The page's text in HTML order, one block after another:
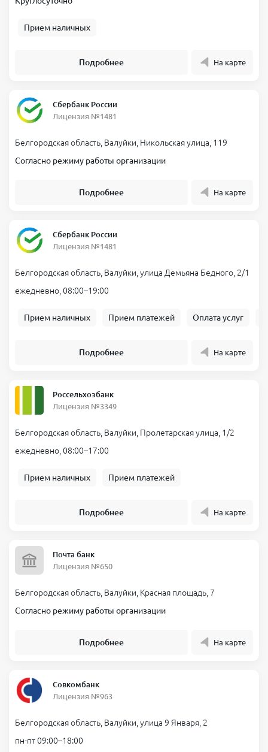
Прием наличных
Подробнее На карте
Сбербанк России
Лицензия №1481
Белгородская область, Валуйки, Никольская улица, 119
Согласно режиму работы организации
Подробнее На карте
Сбербанк России
Лицензия №1481
Белгородская область, Валуйки, улица Демьяна Бедного, 2/1
ежедневно, 08:00–19:00
Прием наличных Прием платежей Оплата услуг
Подробнее На карте
Россельхозбанк
Лицензия №3349
Белгородская область, Валуйки, Пролетарская улица, 1/2
ежедневно, 08:00–17:00
Прием наличных Прием платежей
Подробнее На карте
Почта банк
Лицензия №650
Белгородская область, Валуйки, Красная площадь, 7
Согласно режиму работы организации
Подробнее На карте
Совкомбанк
Лицензия №963
Белгородская область, Валуйки, улица 9 Января, 2
пн-пт 09:00–18:00